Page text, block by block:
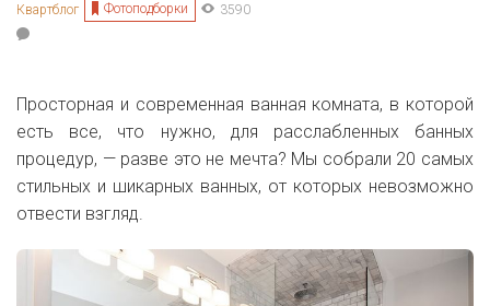
Квартблог Фотоподборки 3590
Просторная и современная ванная комната, в которой
есть все, что нужно, для расслабленных банных
процедур, — разве это не мечта? Мы собрали 20 самых
стильных и шикарных ванных, от которых невозможно
отвести взгляд.